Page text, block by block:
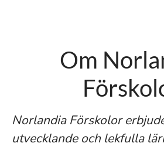
Om
Norlandia Förskolor
utvecklande och lekfulla